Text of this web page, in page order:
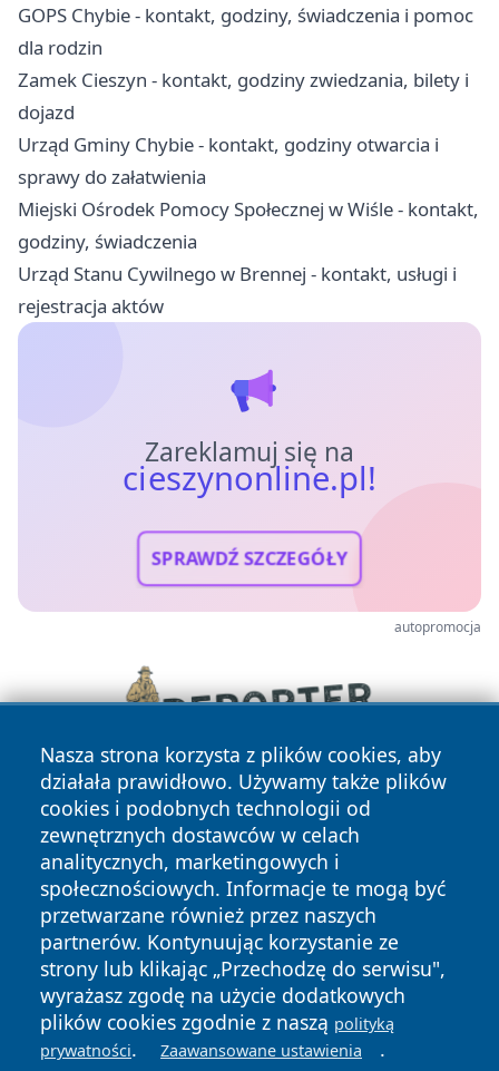
GOPS Chybie - kontakt, godziny, świadczenia i pomoc
dla rodzin
Zamek Cieszyn - kontakt, godziny zwiedzania, bilety i
dojazd
Urząd Gminy Chybie - kontakt, godziny otwarcia i
sprawy do załatwienia
Miejski Ośrodek Pomocy Społecznej w Wiśle - kontakt,
godziny, świadczenia
Urząd Stanu Cywilnego w Brennej - kontakt, usługi i
rejestracja aktów
Zareklamuj się na
cieszynonline.pl!
SPRAWDŹ SZCZEGÓŁY
autopromocja
Nasza strona korzysta z plików cookies, aby
działała prawidłowo. Używamy także plików
cookies i podobnych technologii od
zewnętrznych dostawców w celach
analitycznych, marketingowych i
społecznościowych. Informacje te mogą być
przetwarzane również przez naszych
partnerów. Kontynuując korzystanie ze
strony lub klikając „Przechodzę do serwisu",
wyrażasz zgodę na użycie dodatkowych
plików cookies zgodnie z naszą polityką
prywatności. Zaawansowane ustawienia .
Copyright © 2026 cieszynonline.pl Wszystkie prawa
zastrzeżone.
News Autorzy
Polityka
Polityka